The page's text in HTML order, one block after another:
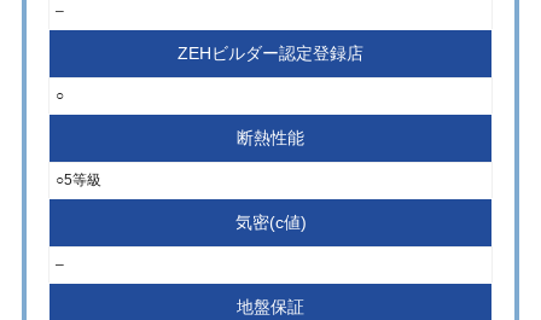
–
ZEHビルダー認定登録店
○
断熱性能
○5等級
気密(c値)
–
地盤保証